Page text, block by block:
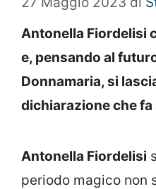
Antonella Fiordelisi
e, pensando al
Donnamaria, si
dichiarazione che fa
Antonella Fiordelisi
periodo magico non